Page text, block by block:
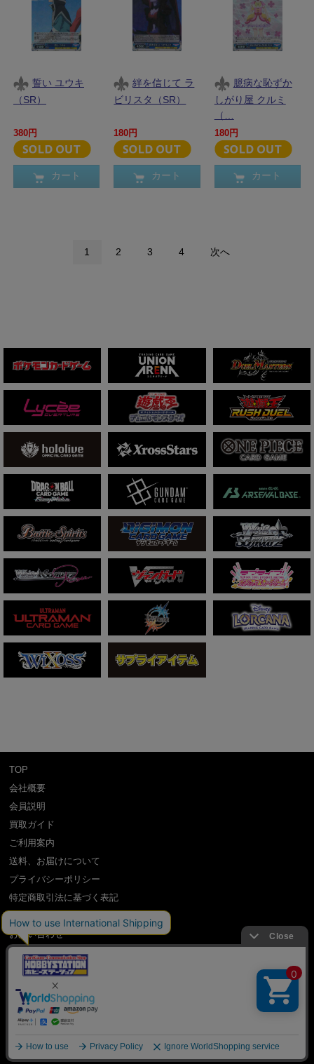
誓い ユウキ
（SR）
380円
カート
絆を信じて ラ
ビリスタ（SR）
180円
カート
臆病な恥ずか
しがり屋 クルミ
（…
180円
カート
1 2 3 4 次へ
TOP
会社概要
会員説明
買取ガイド
ご利用案内
送料、お届けについて
プライバシーポリシー
特定商取引法に基づく表記
お問い合わせ
利用規約
International Shipping Guidance
copyright (c) Hobby Station all rights reserved.